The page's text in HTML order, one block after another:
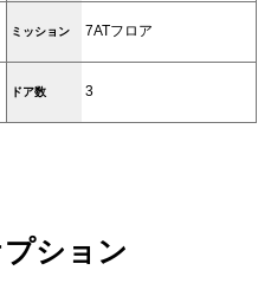
ミッション 7ATフロア
ドア数 3
ション